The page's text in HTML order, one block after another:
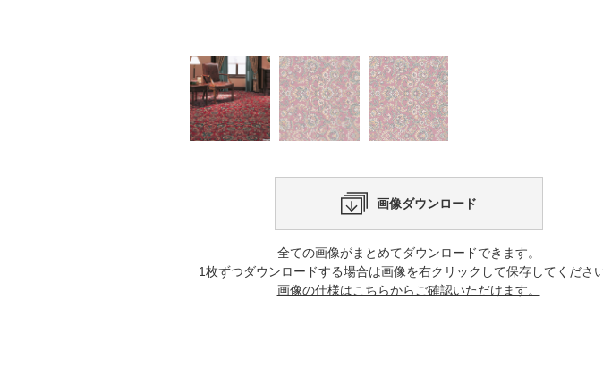
画像ダウンロード
全ての画像がまとめてダウンロードできます。
1枚ずつダウンロードする場合は画像を右クリックして保存してください
画像の仕様はこちらからご確認いただけます。